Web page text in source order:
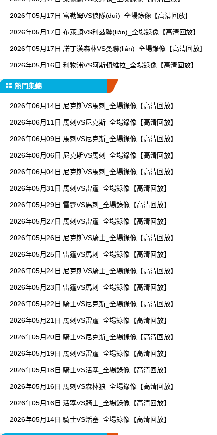
2026年05月17日 富勒姆VS狼隊(duì)_全場錄像【高清回放】
2026年05月17日 布萊頓VS利茲聯(lián)_全場錄像【高清回放】
2026年05月17日 諾丁漢森林VS曼聯(lián)_全場錄像【高清回放】
2026年05月16日 利物浦VS阿斯頓維拉_全場錄像【高清回放】
熱門集錦
2026年06月14日 尼克斯VS馬刺_全場錄像【高清回放】
2026年06月11日 馬刺VS尼克斯_全場錄像【高清回放】
2026年06月09日 馬刺VS尼克斯_全場錄像【高清回放】
2026年06月06日 尼克斯VS馬刺_全場錄像【高清回放】
2026年06月04日 尼克斯VS馬刺_全場錄像【高清回放】
2026年05月31日 馬刺VS雷霆_全場錄像【高清回放】
2026年05月29日 雷霆VS馬刺_全場錄像【高清回放】
2026年05月27日 馬刺VS雷霆_全場錄像【高清回放】
2026年05月26日 尼克斯VS騎士_全場錄像【高清回放】
2026年05月25日 雷霆VS馬刺_全場錄像【高清回放】
2026年05月24日 尼克斯VS騎士_全場錄像【高清回放】
2026年05月23日 雷霆VS馬刺_全場錄像【高清回放】
2026年05月22日 騎士VS尼克斯_全場錄像【高清回放】
2026年05月21日 馬刺VS雷霆_全場錄像【高清回放】
2026年05月20日 騎士VS尼克斯_全場錄像【高清回放】
2026年05月19日 馬刺VS雷霆_全場錄像【高清回放】
2026年05月18日 騎士VS活塞_全場錄像【高清回放】
2026年05月16日 馬刺VS森林狼_全場錄像【高清回放】
2026年05月16日 活塞VS騎士_全場錄像【高清回放】
2026年05月14日 騎士VS活塞_全場錄像【高清回放】